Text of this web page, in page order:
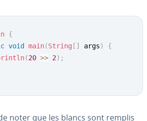
{
void main(String [ ] args)
{
(20 >> 2) ;
noter que les blancs sont remplis